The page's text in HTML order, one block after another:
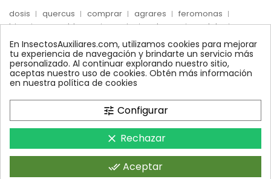
dosis quercus comprar agrares
feromonas
trips
mosca blanca precio palmera
quelato
Econex
control amblyseius araña roja
max
nido encinas alcornoques
conector
xilemax
foresta monitoreo ynject
fertinyect
bioline
robles conectores
ecologico
control biologico
InsectosAuxiliares.com © 2008 - 2026. Expertos en Agricultura
Ecológica y Control Biológico.Operado por AGRARES IBERIA SL.
En InsectosAuxiliares.com, utilizamos cookies para mejorar
tu experiencia de navegación y brindarte un servicio más
personalizado. Al continuar explorando nuestro sitio,
aceptas nuestro uso de cookies. Obtén más información
en nuestra política de cookies
tune Configurar
clear Rechazar
done_all Aceptar